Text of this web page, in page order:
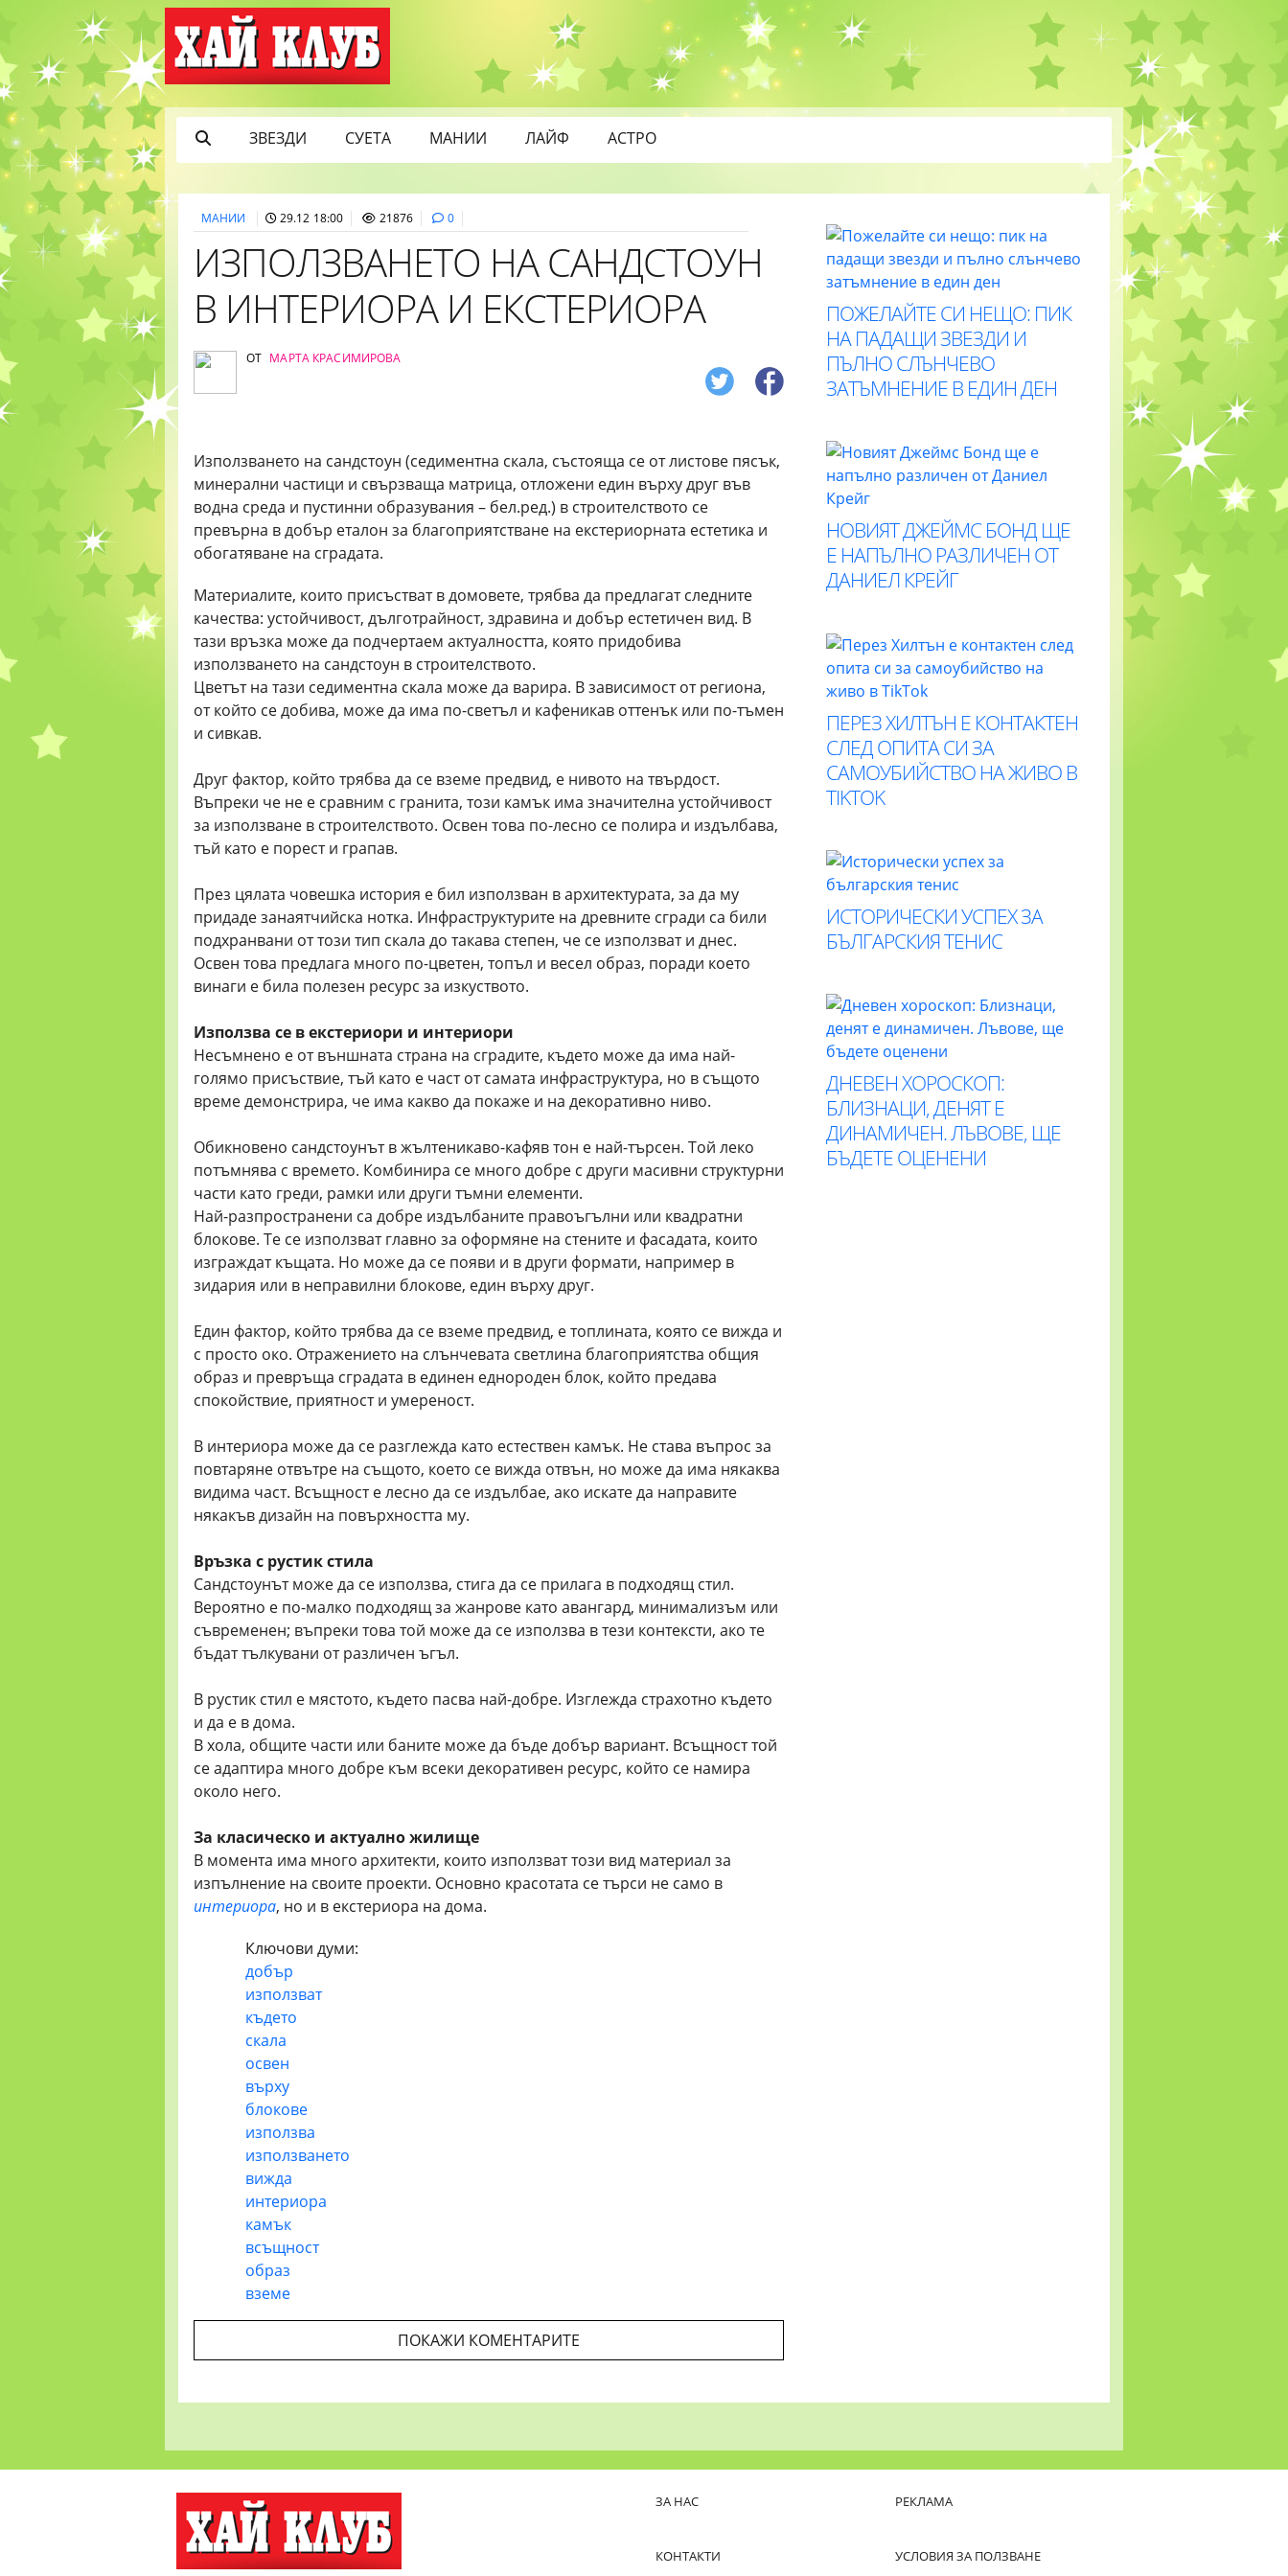
ЗВЕЗДИ СУЕТА МАНИИ ЛАЙФ АСТРО
МАНИИ 29.12 18:00 21876 0
ИЗПОЛЗВАНЕТО НА САНДСТОУН
В ИНТЕРИОРА И ЕКСТЕРИОРА
ОТ МАРТА КРАСИМИРОВА
Използването на сандстоун (седиментна скала, състояща се от листове пясък,
минерални частици и свързваща матрица, отложени един върху друг във
водна среда и пустинни образувания – бел.ред.) в строителството се
превърна в добър еталон за благоприятстване на екстериорната естетика и
обогатяване на сградата.
Материалите, които присъстват в домовете, трябва да предлагат следните
качества: устойчивост, дълготрайност, здравина и добър естетичен вид. В
тази връзка може да подчертаем актуалността, която придобива
използването на сандстоун в строителството.
Цветът на тази седиментна скала може да варира. В зависимост от региона,
от който се добива, може да има по-светъл и кафеникав оттенък или по-тъмен
и сивкав.
Друг фактор, който трябва да се вземе предвид, е нивото на твърдост.
Въпреки че не е сравним с гранита, този камък има значителна устойчивост
за използване в строителството. Освен това по-лесно се полира и издълбава,
тъй като е порест и грапав.
През цялата човешка история е бил използван в архитектурата, за да му
придаде занаятчийска нотка. Инфраструктурите на древните сгради са били
подхранвани от този тип скала до такава степен, че се използват и днес.
Освен това предлага много по-цветен, топъл и весел образ, поради което
винаги е била полезен ресурс за изкуството.
Използва се в екстериори и интериори
Несъмнено е от външната страна на сградите, където може да има най-
голямо присъствие, тъй като е част от самата инфраструктура, но в същото
време демонстрира, че има какво да покаже и на декоративно ниво.
Обикновено сандстоунът в жълтеникаво-кафяв тон е най-търсен. Той леко
потъмнява с времето. Комбинира се много добре с други масивни структурни
части като греди, рамки или други тъмни елементи.
Най-разпространени са добре издълбаните правоъгълни или квадратни
блокове. Те се използват главно за оформяне на стените и фасадата, които
изграждат къщата. Но може да се появи и в други формати, например в
зидария или в неправилни блокове, един върху друг.
Един фактор, който трябва да се вземе предвид, е топлината, която се вижда и
с просто око. Отражението на слънчевата светлина благоприятства общия
образ и превръща сградата в единен еднороден блок, който предава
спокойствие, приятност и умереност.
В интериора може да се разглежда като естествен камък. Не става въпрос за
повтаряне отвътре на същото, което се вижда отвън, но може да има някаква
видима част. Всъщност е лесно да се издълбае, ако искате да направите
някакъв дизайн на повърхността му.
Връзка с рустик стила
Сандстоунът може да се използва, стига да се прилага в подходящ стил.
Вероятно е по-малко подходящ за жанрове като авангард, минимализъм или
съвременен; въпреки това той може да се използва в тези контексти, ако те
бъдат тълкувани от различен ъгъл.
В рустик стил е мястото, където пасва най-добре. Изглежда страхотно където
и да е в дома.
В хола, общите части или баните може да бъде добър вариант. Всъщност той
се адаптира много добре към всеки декоративен ресурс, който се намира
около него.
За класическо и актуално жилище
В момента има много архитекти, които използват този вид материал за
изпълнение на своите проекти. Основно красотата се търси не само в
интериора, но и в екстериора на дома.
Ключови думи:
добър
използват
където
скала
освен
върху
блокове
използва
използването
вижда
интериора
камък
всъщност
образ
вземе
ПОКАЖИ КОМЕНТАРИТЕ
ПОЖЕЛАЙТЕ СИ НЕЩО: ПИК
НА ПАДАЩИ ЗВЕЗДИ И
ПЪЛНО СЛЪНЧЕВО
ЗАТЪМНЕНИЕ В ЕДИН ДЕН
НОВИЯТ ДЖЕЙМС БОНД ЩЕ
Е НАПЪЛНО РАЗЛИЧЕН ОТ
ДАНИЕЛ КРЕЙГ
ПЕРЕЗ ХИЛТЪН Е КОНТАКТЕН
СЛЕД ОПИТА СИ ЗА
САМОУБИЙСТВО НА ЖИВО В
TIKTOK
ИСТОРИЧЕСКИ УСПЕХ ЗА
БЪЛГАРСКИЯ ТЕНИС
ДНЕВЕН ХОРОСКОП:
БЛИЗНАЦИ, ДЕНЯТ Е
ДИНАМИЧЕН. ЛЪВОВЕ, ЩЕ
БЪДЕТЕ ОЦЕНЕНИ
ЗА НАС
КОНТАКТИ
РЕКЛАМА
УСЛОВИЯ ЗА ПОЛЗВАНЕ